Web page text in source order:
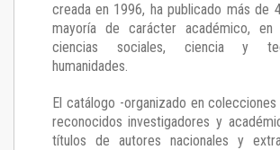
creada en 1996, ha publicado más de
mayoría de carácter académico, en
ciencias sociales, ciencia y
humanidades.
El catálogo -organizado en
reconocidos investigadores y
títulos de autores nacionales y